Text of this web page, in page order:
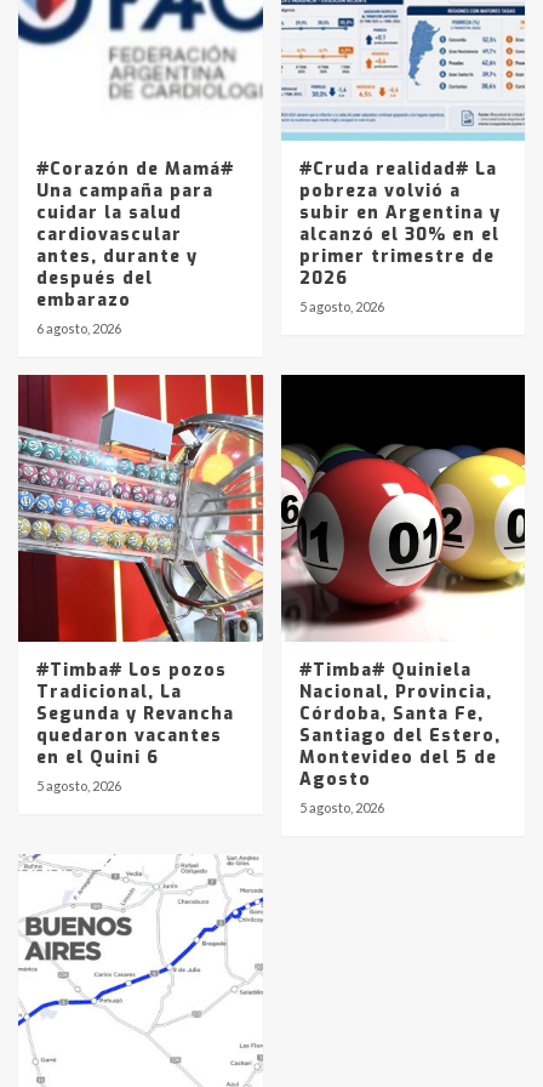
4
Los precios de los combustibles en
La Pampa, desde YPF hasta Axion
entre 857 a 1338 pesos
#Corazón de Mamá#
Una campaña para
cuidar la salud
cardiovascular
antes, durante y
después del
embarazo
6 agosto, 2026
#Cruda realidad# La
pobreza volvió a
subir en Argentina y
alcanzó el 30% en el
primer trimestre de
2026
5 agosto, 2026
#Timba# Los pozos
Tradicional, La
Segunda y Revancha
quedaron vacantes
en el Quini 6
5 agosto, 2026
#Timba# Quiniela
Nacional, Provincia,
Córdoba, Santa Fe,
Santiago del Estero,
Montevideo del 5 de
Agosto
5 agosto, 2026